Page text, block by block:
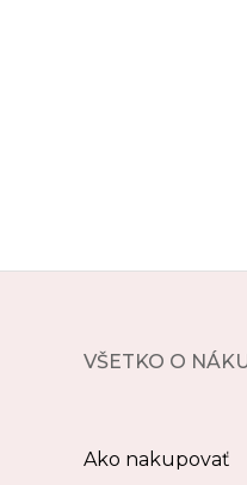
VŠETKO O
Ako nakupovať